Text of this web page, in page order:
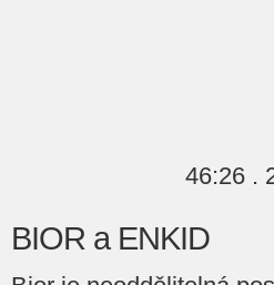
46:26 .
BIOR a ENKID